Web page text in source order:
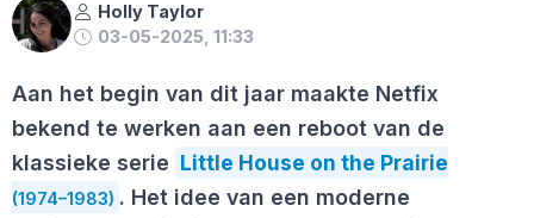
Holly Taylor
03-05-2025, 11:33
Aan het begin van dit jaar maakte Netfix
bekend te werken aan een reboot van de
klassieke serie Little House on the Prairie
(1974–1983) . Het idee van een moderne